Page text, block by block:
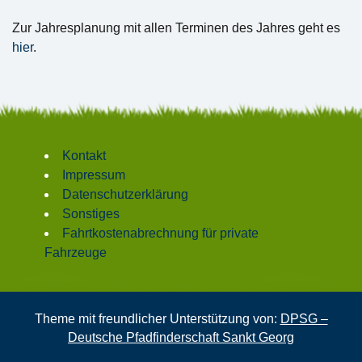
Zur Jahresplanung mit allen Terminen des Jahres geht es
hier.
Kontakt
Impressum
Datenschutzerklärung
Sonstiges
Fahrtkostenabrechnung für private
Fahrzeuge
Theme mit freundlicher Unterstützung von: DPSG –
Deutsche Pfadfinderschaft Sankt Georg